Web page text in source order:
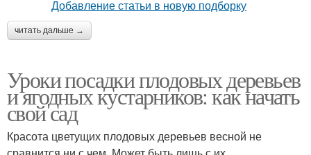
читать дальше →
Уроки посадки плодовых деревьев
и ягодных кустарников: как начать
свой сад
Красота цветущих плодовых деревьев весной не